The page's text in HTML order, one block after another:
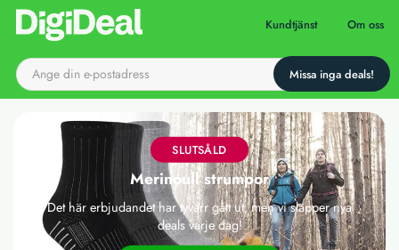
Till startsidan Kundtjänst Om oss
SLUTSÅLD
Merinoull strumpor
Det här erbjudandet har tyvärr gått ut, men vi släpper nya
deals varje dag!